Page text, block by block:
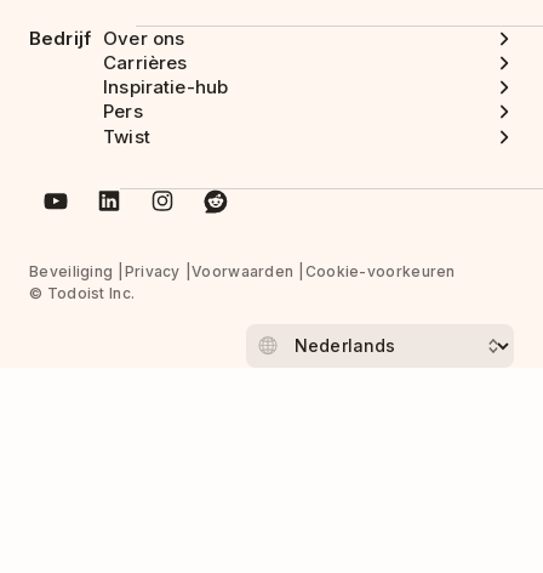
Bedrijf Over ons
Carrières
Inspiratie-hub
Pers
Twist
Beveiliging Privacy Voorwaarden
Cookie-voorkeuren
© Todoist Inc.